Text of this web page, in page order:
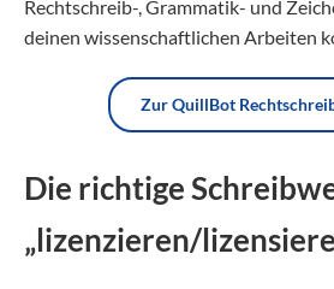
Rechtschreib-, Grammatik- und
deinen wissenschaftlichen Arbeiten
Zur QuillBot
Die richtige
„lizenzieren/